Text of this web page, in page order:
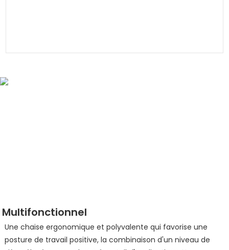
Multifonctionnel
Une chaise ergonomique et polyvalente qui favorise une
posture de travail positive, la combinaison d'un niveau de